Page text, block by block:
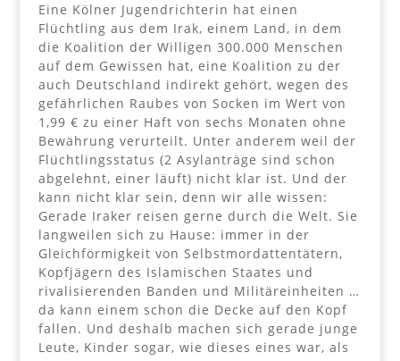
Eine Kölner Jugendrichterin hat einen
Flüchtling aus dem Irak, einem Land, in dem
die Koalition der Willigen 300.000 Menschen
auf dem Gewissen hat, eine Koalition zu der
auch Deutschland indirekt gehört, wegen des
gefährlichen Raubes von Socken im Wert von
1,99 € zu einer Haft von sechs Monaten ohne
Bewährung verurteilt. Unter anderem weil der
Flüchtlingsstatus (2 Asylanträge sind schon
abgelehnt, einer läuft) nicht klar ist. Und der
kann nicht klar sein, denn wir alle wissen:
Gerade Iraker reisen gerne durch die Welt. Sie
langweilen sich zu Hause: immer in der
Gleichförmigkeit von Selbstmordattentätern,
Kopfjägern des Islamischen Staates und
rivalisierenden Banden und Militäreinheiten …
da kann einem schon die Decke auf den Kopf
fallen. Und deshalb machen sich gerade junge
Leute, Kinder sogar, wie dieses eines war, als